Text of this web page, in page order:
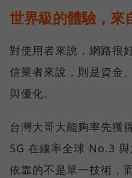
世界級的體驗，來
對使用者來說，網路很
信業者來說，則是資金
與優化。
台灣大哥大能夠率先獲
5G 在線率全球 No.3
依靠的不是單一技術，